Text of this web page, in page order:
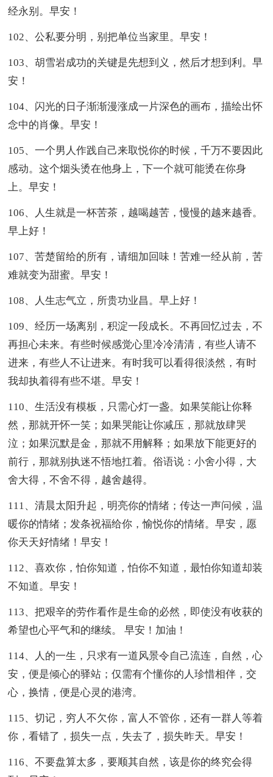
经永别。早安！
102、公私要分明，别把单位当家里。早安！
103、胡雪岩成功的关键是先想到义，然后才想到利。早
安！
104、闪光的日子渐渐漫涨成一片深色的画布，描绘出怀
念中的肖像。早安！
105、一个男人作践自己来取悦你的时候，千万不要因此
感动。这个烟头烫在他身上，下一个就可能烫在你身
上。早安！
106、人生就是一杯苦茶，越喝越苦，慢慢的越来越香。
早上好！
107、苦楚留给的所有，请细加回味！苦难一经从前，苦
难就变为甜蜜。早安！
108、人生志气立，所贵功业昌。早上好！
109、经历一场离别，积淀一段成长。不再回忆过去，不
再担心未来。有些时候感觉心里冷冷清清，有些人请不
进来，有些人不让进来。有时我可以看得很淡然，有时
我却执着得有些不堪。早安！
110、生活没有模板，只需心灯一盏。如果笑能让你释
然，那就开怀一笑；如果哭能让你减压，那就放肆哭
泣；如果沉默是金，那就不用解释；如果放下能更好的
前行，那就别执迷不悟地扛着。俗语说：小舍小得，大
舍大得，不舍不得，越舍越得。
111、清晨太阳升起，明亮你的情绪；传达一声问候，温
暖你的情绪；发条祝福给你，愉悦你的情绪。早安，愿
你天天好情绪！早安！
112、喜欢你，怕你知道，怕你不知道，最怕你知道却装
不知道。早安！
113、把艰辛的劳作看作是生命的必然，即使没有收获的
希望也心平气和的继续。 早安！加油！
114、人的一生，只求有一道风景令自己流连，自然，心
安，便是倾心的驿站；仅需有个懂你的人珍惜相伴，交
心，换情，便是心灵的港湾。
115、切记，穷人不欠你，富人不管你，还有一群人等着
你，看错了，损失一点，失去了，损失昨天。早安！
116、不要盘算太多，要顺其自然，该是你的终究会得